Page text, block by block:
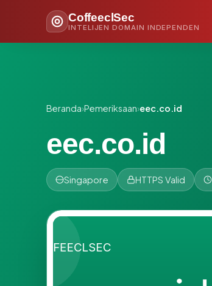
CoffeeclSec
INTELIJEN DOMAIN INDEPENDEN
Beranda›Pemeriksaan›eec.co.id
eec.co.id
Singapore HTTPS Valid